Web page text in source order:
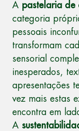
A pastelaria de
categoria
pessoais
transformam
sensorial
inesperados,
apresentações
vez mais estas
encontra em
A